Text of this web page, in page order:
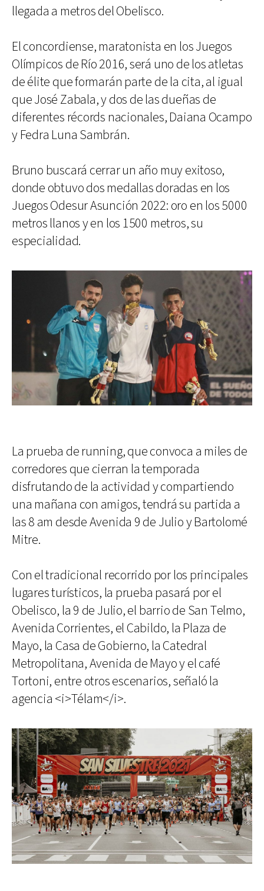
llegada a metros del Obelisco.
El concordiense, maratonista en los Juegos
Olímpicos de Río 2016, será uno de los atletas
de élite que formarán parte de la cita, al igual
que José Zabala, y dos de las dueñas de
diferentes récords nacionales, Daiana Ocampo
y Fedra Luna Sambrán.
Bruno buscará cerrar un año muy exitoso,
donde obtuvo dos medallas doradas en los
Juegos Odesur Asunción 2022: oro en los 5000
metros llanos y en los 1500 metros, su
especialidad.
La prueba de running, que convoca a miles de
corredores que cierran la temporada
disfrutando de la actividad y compartiendo
una mañana con amigos, tendrá su partida a
las 8 am desde Avenida 9 de Julio y Bartolomé
Mitre.
Con el tradicional recorrido por los principales
lugares turísticos, la prueba pasará por el
Obelisco, la 9 de Julio, el barrio de San Telmo,
Avenida Corrientes, el Cabildo, la Plaza de
Mayo, la Casa de Gobierno, la Catedral
Metropolitana, Avenida de Mayo y el café
Tortoni, entre otros escenarios, señaló la
agencia <i>Télam</i>.